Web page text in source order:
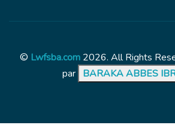
© Lwfsba.com 2026. All Rights
par BARAKA ABBES